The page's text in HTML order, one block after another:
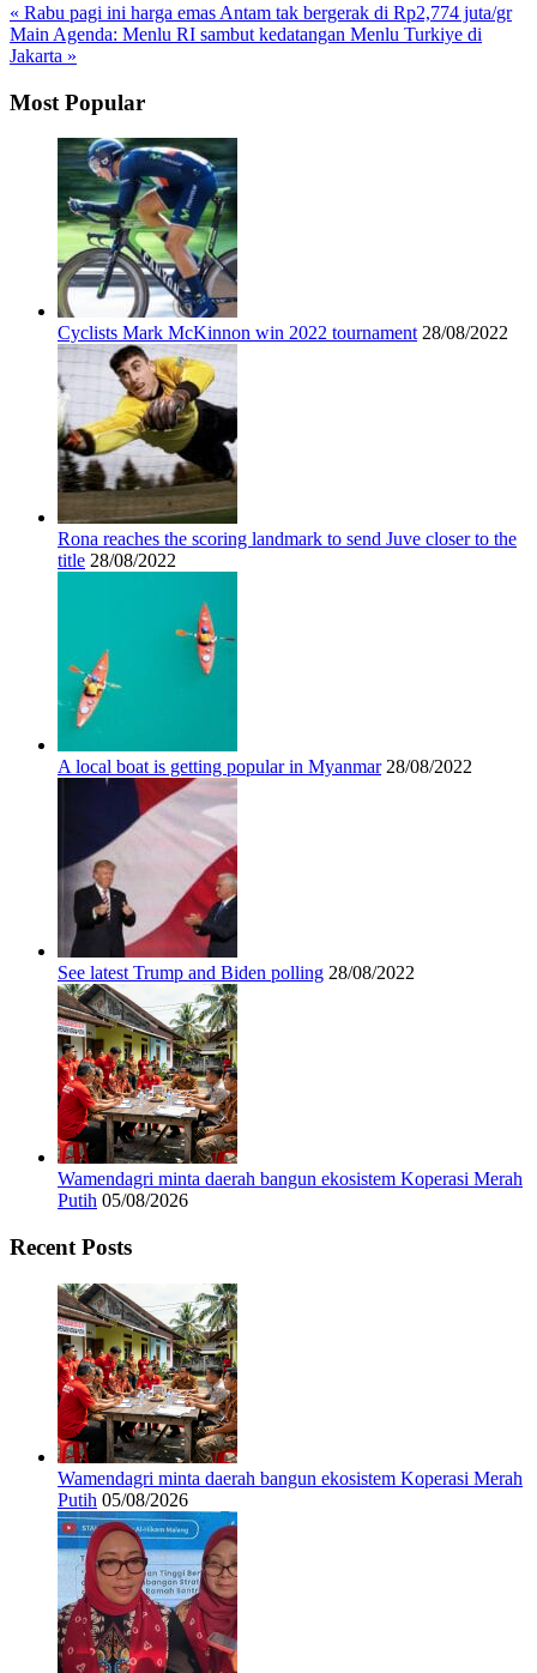
« Rabu pagi ini harga emas Antam tak bergerak di Rp2,774 juta/gr
Main Agenda: Menlu RI sambut kedatangan Menlu Turkiye di
Jakarta »
Most Popular
Cyclists Mark McKinnon win 2022 tournament 28/08/2022
Rona reaches the scoring landmark to send Juve closer to the
title 28/08/2022
A local boat is getting popular in Myanmar 28/08/2022
See latest Trump and Biden polling 28/08/2022
Wamendagri minta daerah bangun ekosistem Koperasi Merah
Putih 05/08/2026
Recent Posts
Wamendagri minta daerah bangun ekosistem Koperasi Merah
Putih 05/08/2026